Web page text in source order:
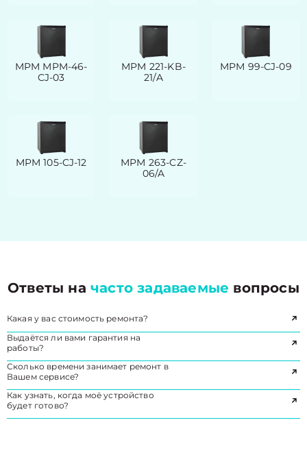
MPM MPM-46-
CJ-03
MPM 221-KB-
21/A
MPM 99-CJ-09
MPM 105-CJ-12
MPM 263-CZ-
06/A
Ответы начасто задаваемые вопросы
Какая у вас стоимость ремонта?
Выдаётся ли вами гарантия на
работы?
Сколько времени занимает ремонт в
Вашем сервисе?
Как узнать, когда моё устройство
будет готово?